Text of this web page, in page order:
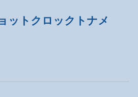
ットクロックトナメ